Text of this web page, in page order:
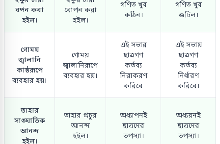
বপন করা
হইল।
রোপন করা
হইল।
গণিত খুব
কঠিন।
গণিত খুব
জটিল।
গোময়
জ্বালানি
কাষ্ঠরূপে
ব্যবহার হয়।
গোময়
জ্বালানিরূপে
ব্যবহার হয়।
এই সভার
ছাত্রগণ
কর্তব্য
নিরাকরণ
করিবে
এই সভায়
ছাত্রগণ
কর্তব্য
নির্ধারণ
করিবে।
তাহার
সাঙ্ঘাতিক
আনন্দ
হইল।
তাহার প্রচুর
আনন্দ
হইল।
অধ্যাপনই
ছাত্রদের
তপস্যা।
অধ্যয়নই
ছাত্রদের
তপস্যা।